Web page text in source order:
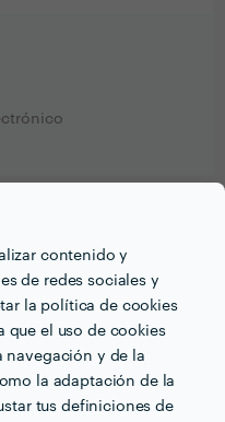
contenido y
de redes sociales y
la política de cookies
que el uso de cookies
navegación y de la
la adaptación de la
tus definiciones de
Montodo